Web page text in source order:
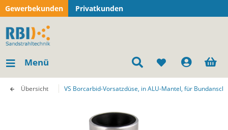
Gewerbekunden Privatkunden
Menü
Übersicht VS Borcarbid-Vorsatzdüse, in ALU-Mantel, für